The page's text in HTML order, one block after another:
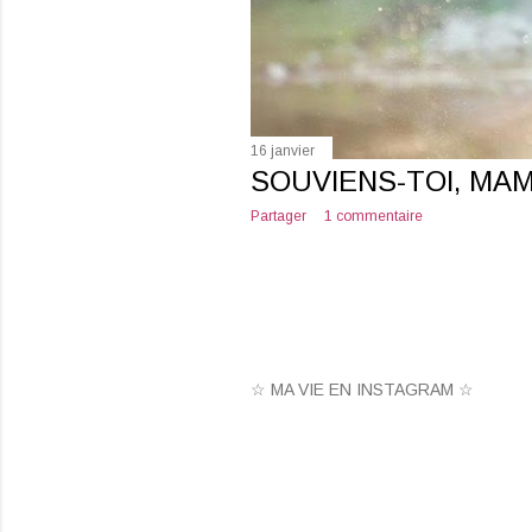
16 janvier
SOUVIENS-TOI,
Partager 1 commentaire
☆ MA VIE EN INSTAGRAM ☆